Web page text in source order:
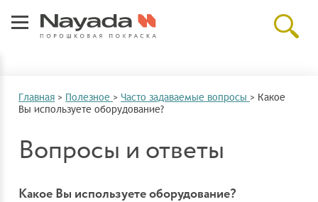
Главная > Полезное > Часто задаваемые вопросы > Какое
Вы используете оборудование?
Вопросы и ответы
Какое Вы используете оборудование?